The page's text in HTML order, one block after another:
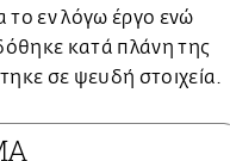
το εν λόγω έργο ενώ
κατά πλάνη της
σε ψευδή στοιχεία.